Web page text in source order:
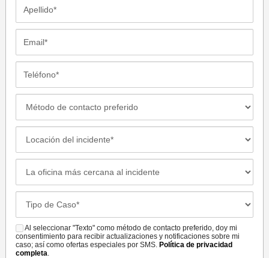
Contacto
Preferido
incidente
más
cercana
al
incidente*
Details*
SMS
Al seleccionar "Texto" como método de contacto preferido, doy mi
consentimiento para recibir actualizaciones y notificaciones sobre mi
caso; así como ofertas especiales por SMS. Política de privacidad
completa